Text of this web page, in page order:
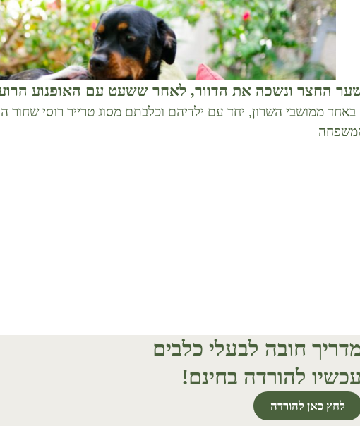
החצר ונשכה את הדוור, לאחר ששעט עם האופנוע
באחד ממושבי השרון, יחד עם ילדיהם וכלבתם מסוג טרייר רוסי
חובה לבעלי כלבים
עכשיו להורדה בחינם!
לחץ כאן להורדה